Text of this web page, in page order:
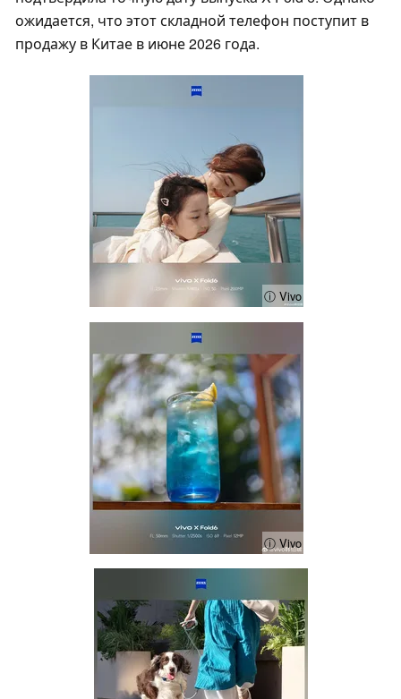
ожидается, что этот складной телефон поступит в
продажу в Китае в июне 2026 года.
ⓘ Vivo
ⓘ Vivo